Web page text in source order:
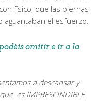
físico, que las piernas
el esfuerzo.
omitir e ir a la
a descansar y
es IMPRESCINDIBLE